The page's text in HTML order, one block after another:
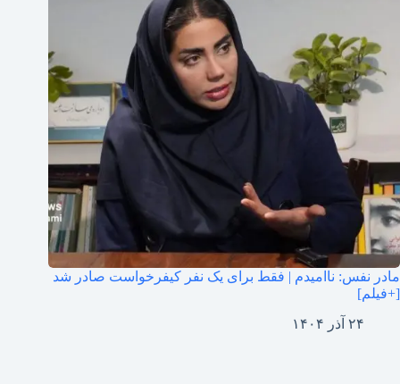
مادر نفس: ناامیدم | فقط برای یک نفر کیفرخواست صادر شد
[+فیلم]
۲۴ آذر ۱۴۰۴